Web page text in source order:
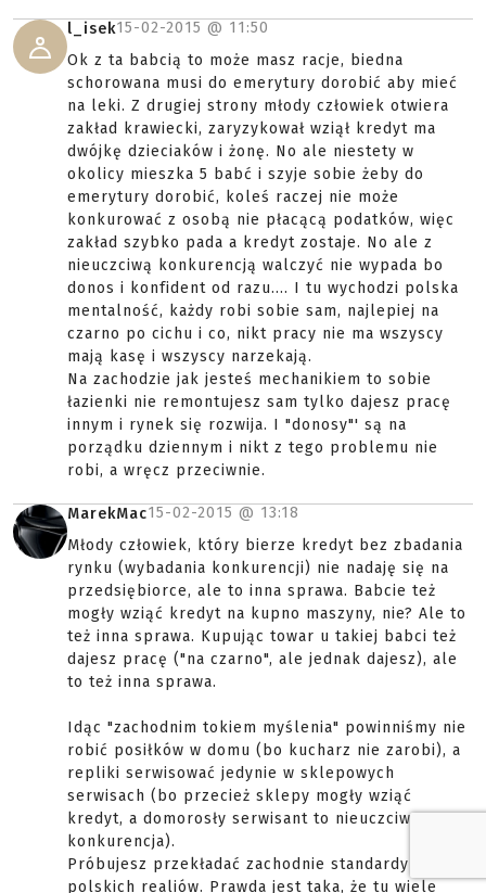
l_isek15-02-2015 @ 11:50
Ok z ta babcią to może masz racje, biedna
schorowana musi do emerytury dorobić aby mieć
na leki. Z drugiej strony młody człowiek otwiera
zakład krawiecki, zaryzykował wziął kredyt ma
dwójkę dzieciaków i żonę. No ale niestety w
okolicy mieszka 5 babć i szyje sobie żeby do
emerytury dorobić, koleś raczej nie może
konkurować z osobą nie płacącą podatków, więc
zakład szybko pada a kredyt zostaje. No ale z
nieuczciwą konkurencją walczyć nie wypada bo
donos i konfident od razu.... I tu wychodzi polska
mentalność, każdy robi sobie sam, najlepiej na
czarno po cichu i co, nikt pracy nie ma wszyscy
mają kasę i wszyscy narzekają.
Na zachodzie jak jesteś mechanikiem to sobie
łazienki nie remontujesz sam tylko dajesz pracę
innym i rynek się rozwija. I "donosy"' są na
porządku dziennym i nikt z tego problemu nie
robi, a wręcz przeciwnie.
MarekMac15-02-2015 @ 13:18
Młody człowiek, który bierze kredyt bez zbadania
rynku (wybadania konkurencji) nie nadaję się na
przedsiębiorce, ale to inna sprawa. Babcie też
mogły wziąć kredyt na kupno maszyny, nie? Ale to
też inna sprawa. Kupując towar u takiej babci też
dajesz pracę ("na czarno", ale jednak dajesz), ale
to też inna sprawa.
Idąc "zachodnim tokiem myślenia" powinniśmy nie
robić posiłków w domu (bo kucharz nie zarobi), a
repliki serwisować jedynie w sklepowych
serwisach (bo przecież sklepy mogły wziąć
kredyt, a domorosły serwisant to nieuczciwa
konkurencja).
Próbujesz przekładać zachodnie standardy do
polskich realiów. Prawda jest taka, że tu wiele